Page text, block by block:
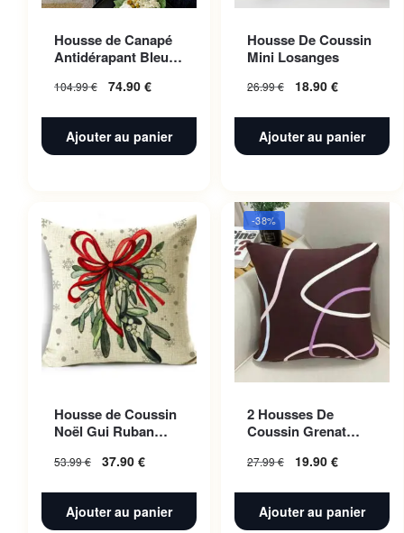
Housse de Canapé
Antidérapant Bleu
104.99€ 74.90 €
Ajouter au panier
Housse De Coussin
Mini Losanges
26.99€ 18.90 €
Ajouter au panier
Housse de Coussin
Noël Gui Ruban
53.99€ 37.90 €
Ajouter au panier
-38%
2 Housses De
Coussin Grenat
45 X 45 Cm
27.99€ 19.90 €
Ajouter au panier